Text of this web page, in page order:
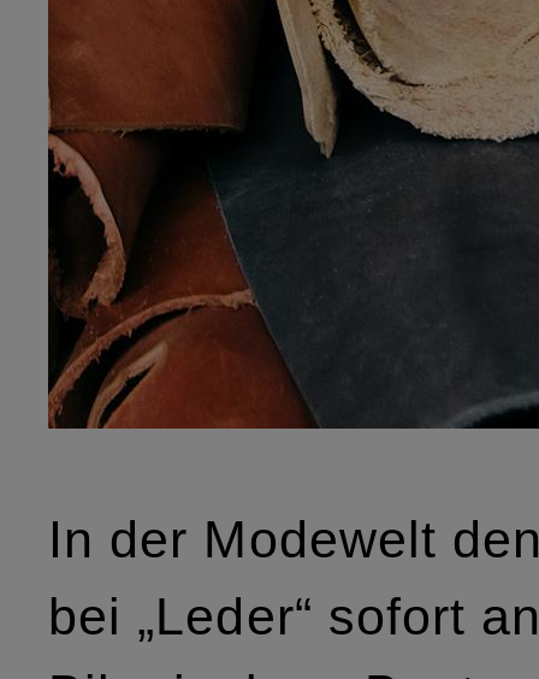
In der Modewelt
bei „Leder“ sofort